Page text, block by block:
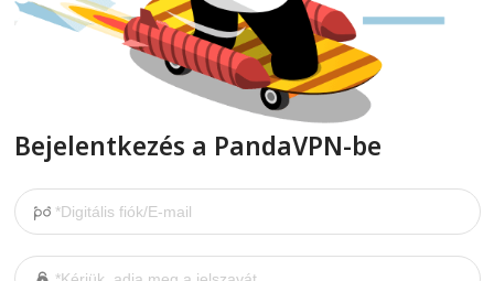
Bejelentkezés a PandaVPN-be